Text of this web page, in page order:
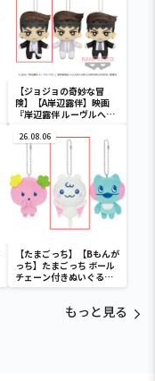
【ジョジョの奇妙な冒
険】【A岸辺露伴】映画
『岸辺露伴 ルーヴルへ行
26.08.06
【たまごっち】【Bもんが
っち】たまごっち ボール
チェーン付きぬいぐるみ
～Tamagotchi
もっと見る